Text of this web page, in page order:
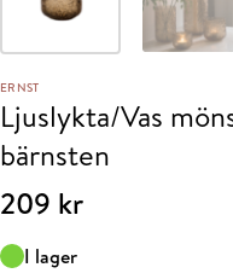
ERNST
Ljuslykta/Vas
bärnsten
209 kr
I lager